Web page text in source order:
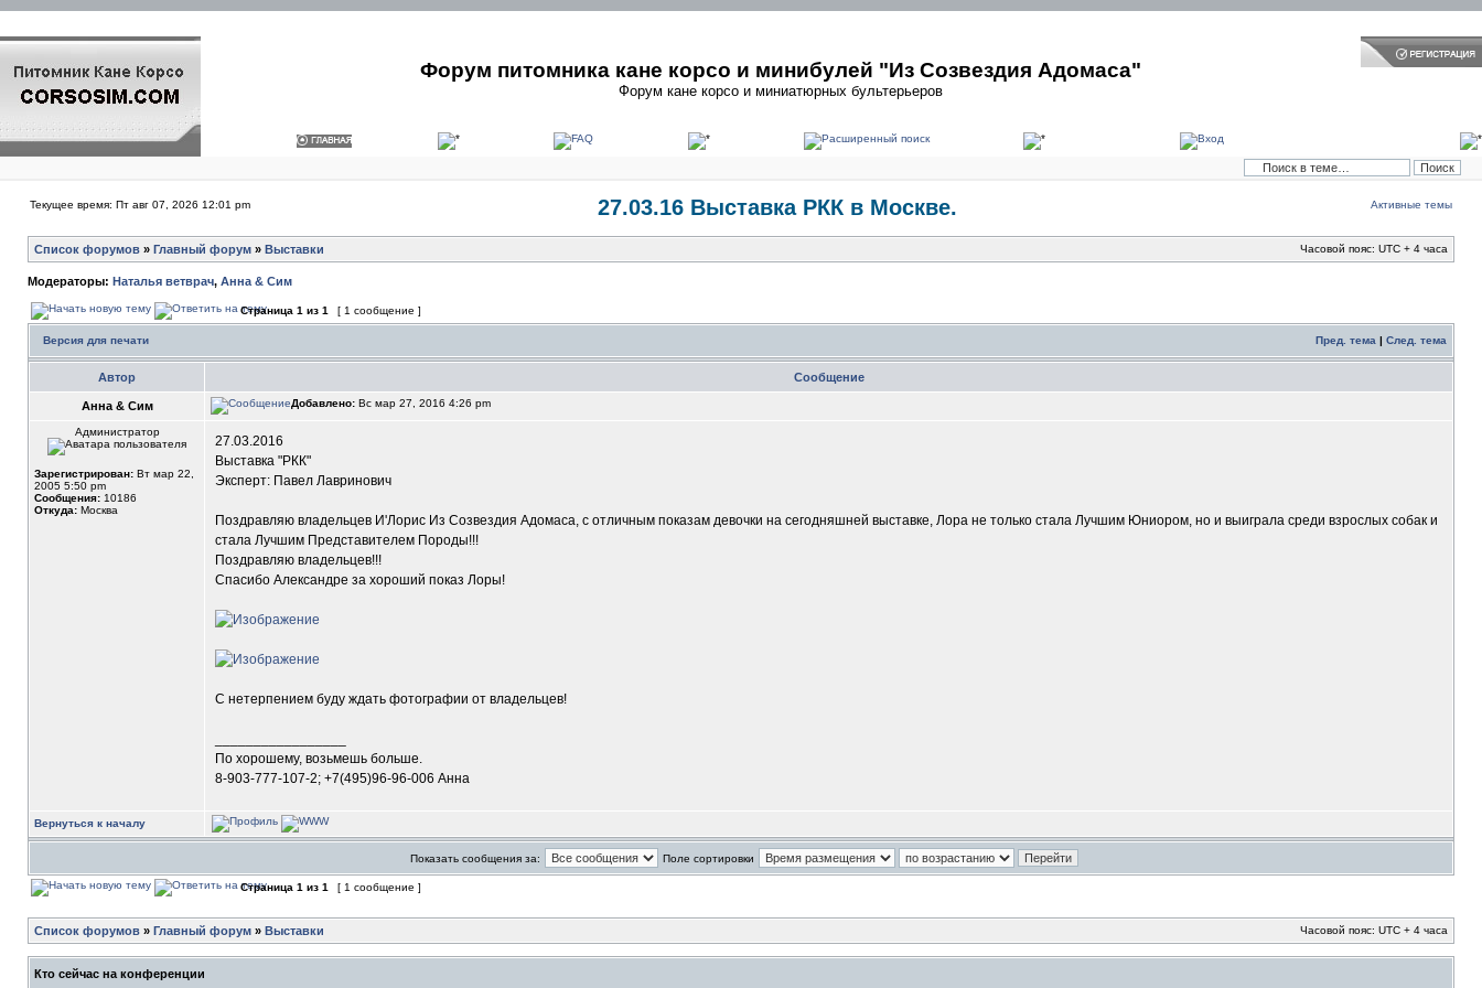
Форум питомника кане корсо и минибулей "Из Созвездия Адомаса"
Форум кане корсо и миниатюрных бультерьеров
Текущее время: Пт авг 07, 2026 12:01 pm 27.03.16 Выставка РКК в Москве. Активные темы
Список форумов » Главный форум » Выставки Часовой пояс: UTC + 4 часа
Модераторы: Наталья ветврач, Анна & Сим
Страница 1 из 1 [ 1 сообщение ]
Версия для печати Пред. тема | След. тема
Автор Сообщение
Анна & Сим Добавлено: Вс мар 27, 2016 4:26 pm
Администратор
Зарегистрирован: Вт мар 22,
2005 5:50 pm
Сообщения: 10186
Откуда: Москва
27.03.2016
Выставка "РКК"
Эксперт: Павел Лавринович
Поздравляю владельцев И'Лорис Из Созвездия Адомаса, с отличным показам девочки на сегодняшней выставке, Лора не только стала Лучшим Юниором, но и выиграла среди взрослых собак и
стала Лучшим Представителем Породы!!!
Поздравляю владельцев!!!
Спасибо Александре за хороший показ Лоры!
С нетерпением буду ждать фотографии от владельцев!
По хорошему, возьмешь больше.
8-903-777-107-2; +7(495)96-96-006 Анна
Вернуться к началу
Показать сообщения за: Поле сортировки
Страница 1 из 1 [ 1 сообщение ]
Список форумов » Главный форум » Выставки Часовой пояс: UTC + 4 часа
Кто сейчас на конференции